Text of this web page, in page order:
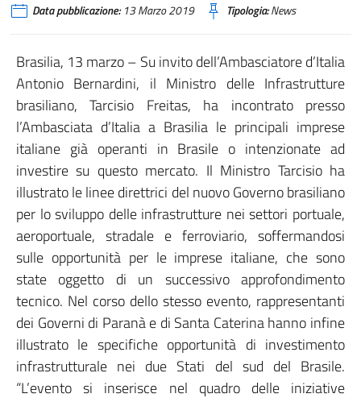
Data pubblicazione:13 Marzo 2019 Tipologia:News
Brasilia, 13 marzo – Su invito dell’Ambasciatore d’Italia
Antonio Bernardini, il Ministro delle Infrastrutture
brasiliano, Tarcisio Freitas, ha incontrato presso
l’Ambasciata d’Italia a Brasilia le principali imprese
italiane già operanti in Brasile o intenzionate ad
investire su questo mercato. Il Ministro Tarcisio ha
illustrato le linee direttrici del nuovo Governo brasiliano
per lo sviluppo delle infrastrutture nei settori portuale,
aeroportuale, stradale e ferroviario, soffermandosi
sulle opportunità per le imprese italiane, che sono
state oggetto di un successivo approfondimento
tecnico. Nel corso dello stesso evento, rappresentanti
dei Governi di Paranà e di Santa Caterina hanno infine
illustrato le specifiche opportunità di investimento
infrastrutturale nei due Stati del sud del Brasile.
“L’evento si inserisce nel quadro delle iniziative